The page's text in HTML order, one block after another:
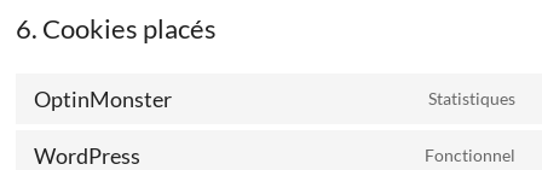
6. Cookies placés
OptinMonster Statistiques
WordPress Fonctionnel